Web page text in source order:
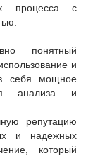
процесса с
понятный
и
себя мощное
анализа и
репутацию
и надежных
который